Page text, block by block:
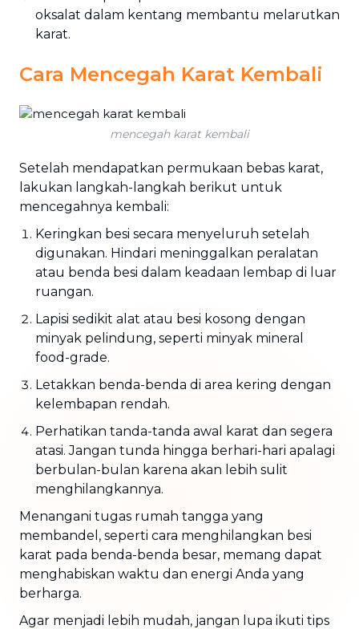
oksalat dalam kentang membantu melarutkan
karat.
Cara Mencegah Karat Kembali
mencegah karat kembali
Setelah mendapatkan permukaan bebas karat,
lakukan langkah-langkah berikut untuk
mencegahnya kembali:
Keringkan besi secara menyeluruh setelah
digunakan. Hindari meninggalkan peralatan
atau benda besi dalam keadaan lembap di luar
ruangan.
Lapisi sedikit alat atau besi kosong dengan
minyak pelindung, seperti minyak mineral
food-grade.
Letakkan benda-benda di area kering dengan
kelembapan rendah.
Perhatikan tanda-tanda awal karat dan segera
atasi. Jangan tunda hingga berhari-hari apalagi
berbulan-bulan karena akan lebih sulit
menghilangkannya.
Menangani tugas rumah tangga yang
membandel, seperti cara menghilangkan besi
karat pada benda-benda besar, memang dapat
menghabiskan waktu dan energi Anda yang
berharga.
Agar menjadi lebih mudah, jangan lupa ikuti tips